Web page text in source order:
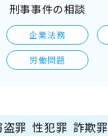
刑事事件の相談
企業法務
労働問題
盗罪 性犯罪 詐欺罪